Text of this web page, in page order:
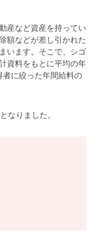
産など資産を持ってい
額などが差し引かれた
います。そこで、シゴ
資料をもとに平均の年
に絞った年間給料の
なりました。